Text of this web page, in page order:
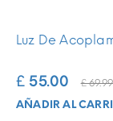
Luz De
£ 55.00 £ 69.99
AÑADIR AL